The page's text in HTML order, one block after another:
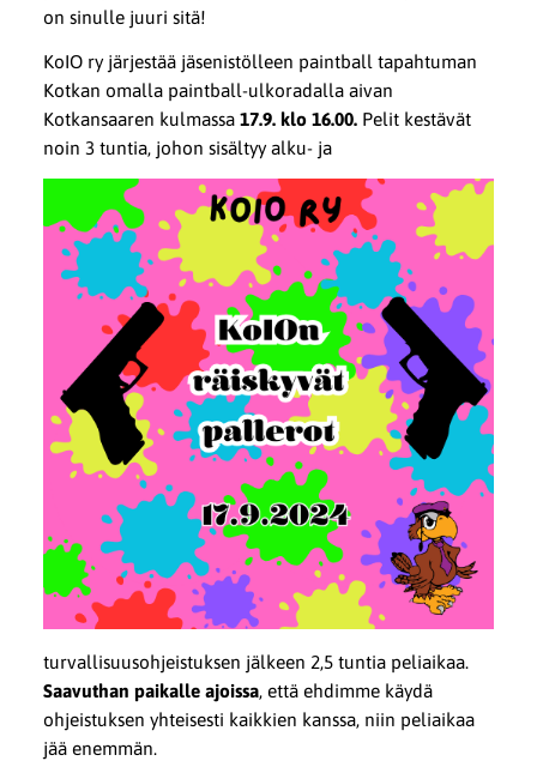
on sinulle juuri sitä!
KoIO ry järjestää jäsenistölleen paintball tapahtuman
Kotkan omalla paintball-ulkoradalla aivan
Kotkansaaren kulmassa 17.9. klo 16.00.Pelit kestävät
noin 3 tuntia, johon sisältyy alku- ja
turvallisuusohjeistuksen jälkeen 2,5 tuntia peliaikaa.
Saavuthan paikalle ajoissa, että ehdimme käydä
ohjeistuksen yhteisesti kaikkien kanssa, niin peliaikaa
jää enemmän.